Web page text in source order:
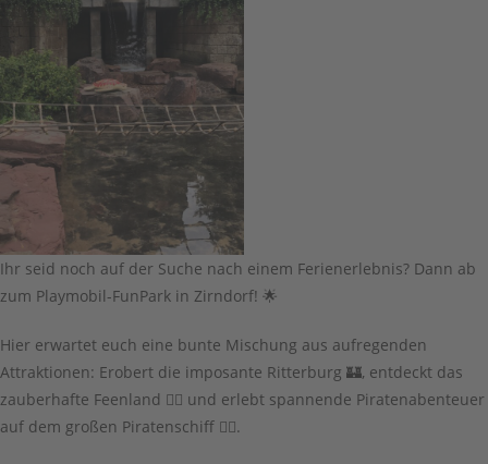
Ihr seid noch auf der Suche nach einem Ferienerlebnis? Dann ab
zum Playmobil-FunPark in Zirndorf! 🌟
Hier erwartet euch eine bunte Mischung aus aufregenden
Attraktionen: Erobert die imposante Ritterburg 🏰, entdeckt das
zauberhafte Feenland 🧚‍♀️ und erlebt spannende Piratenabenteuer
auf dem großen Piratenschiff 🏴‍☠️.